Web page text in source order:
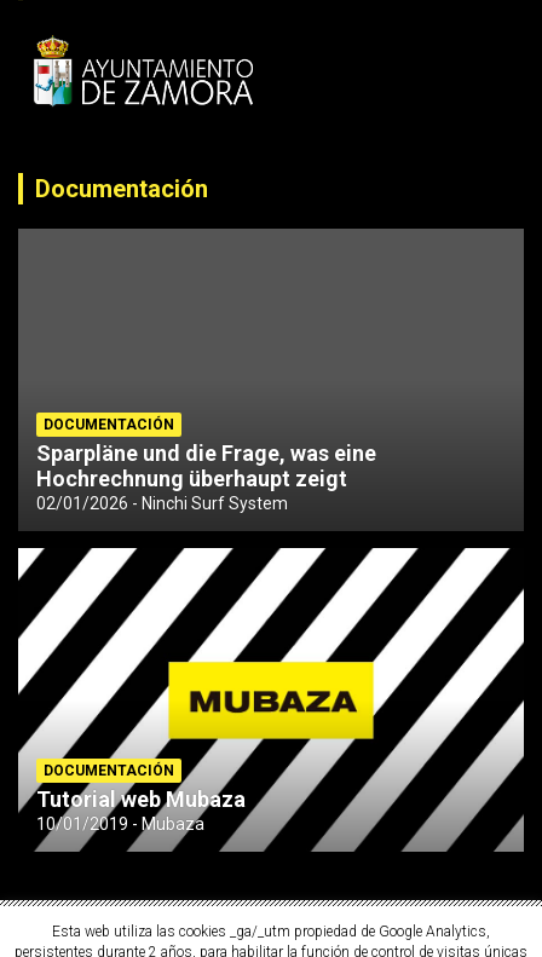
Documentación
DOCUMENTACIÓN
Sparpläne und die Frage, was eine
Hochrechnung überhaupt zeigt
02/01/2026 Ninchi Surf System
DOCUMENTACIÓN
Tutorial web Mubaza
10/01/2019 Mubaza
Esta web utiliza las cookies _ga/_utm propiedad de Google Analytics,
persistentes durante 2 años, para habilitar la función de control de visitas únicas